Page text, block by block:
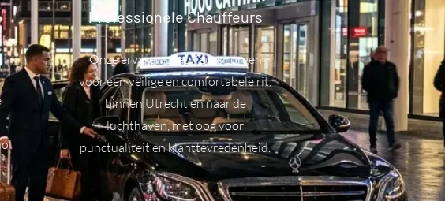
Professionele Chauffeurs
Onze ervaren chauffeurs zorgen
voor een veilige en comfortabele rit,
binnen Utrecht en naar de
luchthaven, met oog voor
punctualiteit en klanttevredenheid.